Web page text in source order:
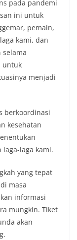
pada pandemi
ini untuk
pemain,
kami, dan
untuk
menjadi
berkoordinasi
kesehatan
laga kami.
yang tepat
masa
informasi
mungkin. Tiket
akan